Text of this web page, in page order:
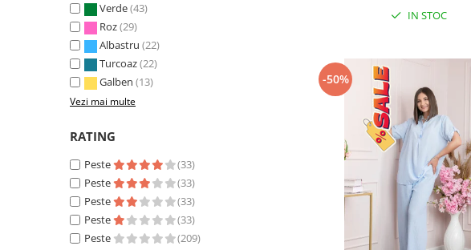
Verde(43)
Roz(29)
Albastru (22)
Turcoaz(22)
Galben (13)
Vezi mai multe
RATING
Peste
(33)
Peste
(33)
Peste
(33)
Peste
(33)
Peste
(209)
IN STOC
-50%